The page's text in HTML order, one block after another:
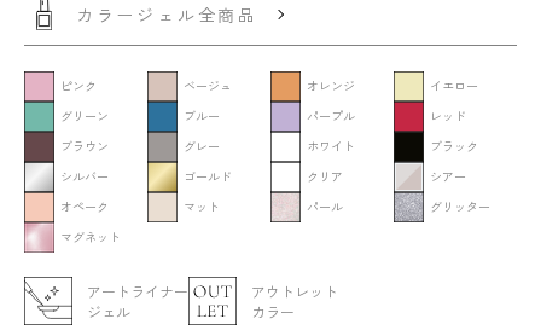
カラージェル全商品
ピンク ベージュ オレンジ
イエロー
グリーン
ブルー パープル
レッド
ブラウン
グレー ホワイト
ブラック
シルバー
ゴールド クリア
シアー
オペーク
マット パール
グリッター
マグネット
アートライナー
ジェル
アウトレット
カラー